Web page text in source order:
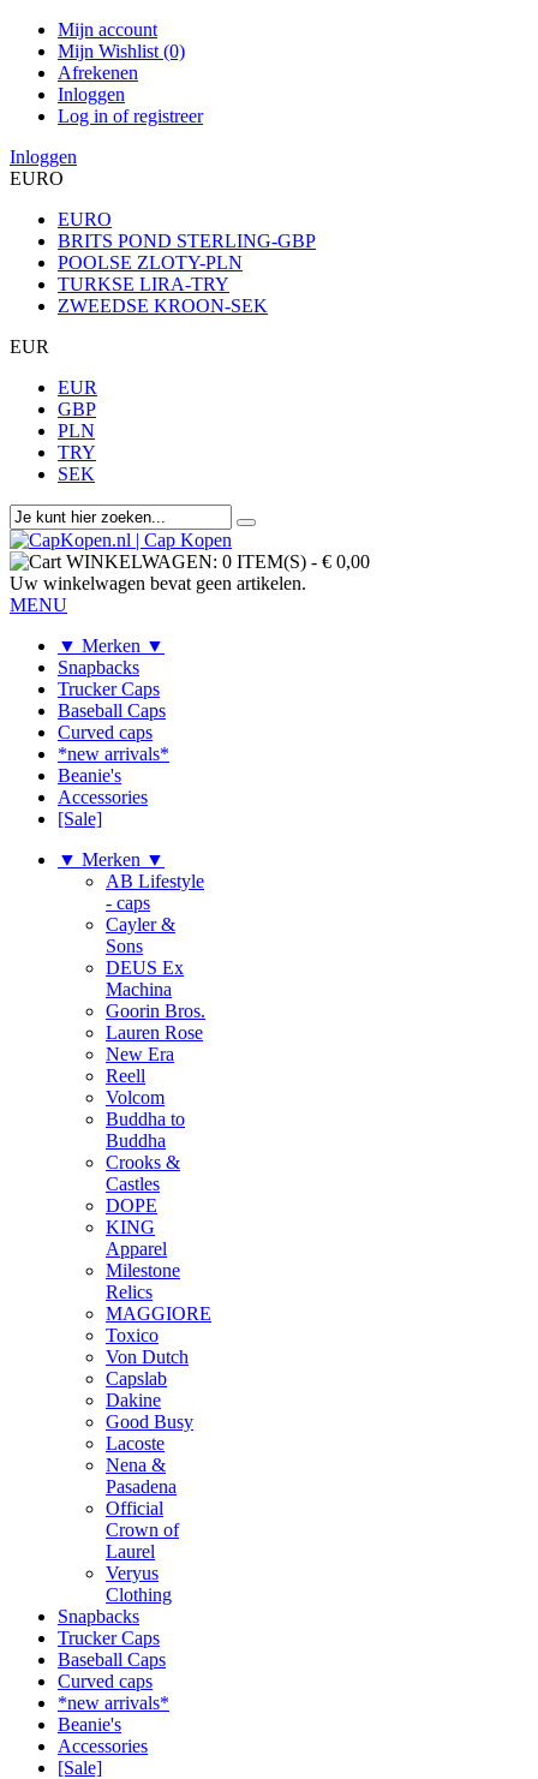
Mijn account
Mijn Wishlist (0)
Afrekenen
Inloggen
Log in of registreer
Inloggen
EURO
EURO
BRITS POND STERLING-GBP
POOLSE ZLOTY-PLN
TURKSE LIRA-TRY
ZWEEDSE KROON-SEK
EUR
EUR
GBP
PLN
TRY
SEK
WINKELWAGEN: 0 ITEM(S) - € 0,00
Uw winkelwagen bevat geen artikelen.
MENU
▼ Merken ▼
Snapbacks
Trucker Caps
Baseball Caps
Curved caps
*new arrivals*
Beanie's
Accessories
[Sale]
▼ Merken ▼
AB Lifestyle
- caps
Cayler &
Sons
DEUS Ex
Machina
Goorin Bros.
Lauren Rose
New Era
Reell
Volcom
Buddha to
Buddha
Crooks &
Castles
DOPE
KING
Apparel
Milestone
Relics
MAGGIORE
Toxico
Von Dutch
Capslab
Dakine
Good Busy
Lacoste
Nena &
Pasadena
Official
Crown of
Laurel
Veryus
Clothing
Snapbacks
Trucker Caps
Baseball Caps
Curved caps
*new arrivals*
Beanie's
Accessories
[Sale]